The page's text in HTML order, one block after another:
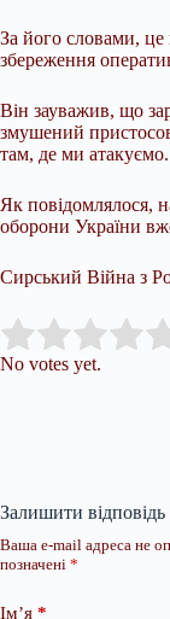
За його словами, це
збереження
Він зауважив, що
змушений
там, де ми атакуємо.
Як повідомлялося,
оборони України
Сирський Війна з
Rate this item:
No votes yet.
Залишити відповідь
Ваша e-mail адреса не
позначені *
Ім’я *